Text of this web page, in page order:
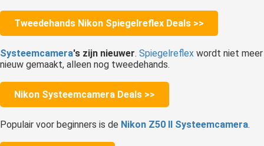
Tweedehands Nikon Spiegelreflex Deals >>
Systeemcamera's zijn nieuwer. Spiegelreflex wordt niet meer
nieuw gemaakt, alleen nog tweedehands.
Nikon Systeemcamera Deals >>
Populair voor beginners is de Nikon Z50 II Systeemcamera.